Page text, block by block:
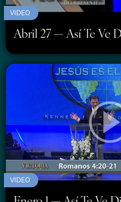
VIDEO
Abril 27 — Así Te
VIDEO